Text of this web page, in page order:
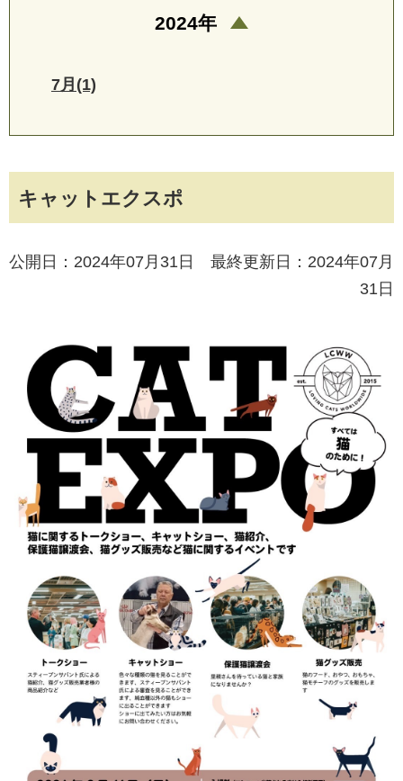
キャットエクスポ
公開日：2024年07月31日 最終更新日：2024年07月
31日
2024年
7月(1)